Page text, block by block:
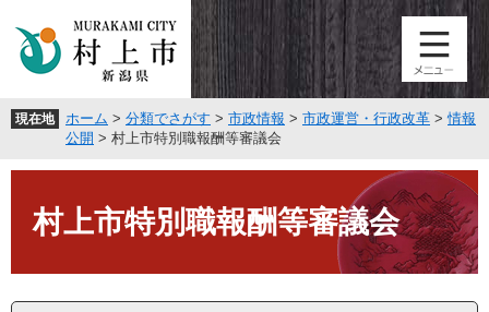
頭
す
飛
し
現在地 ホーム > 分類でさがす > 市政情報 > 市政運営・行政改革 >情報
公開 > 村上市特別職報酬等審議会
村上市特別職報酬等審議会